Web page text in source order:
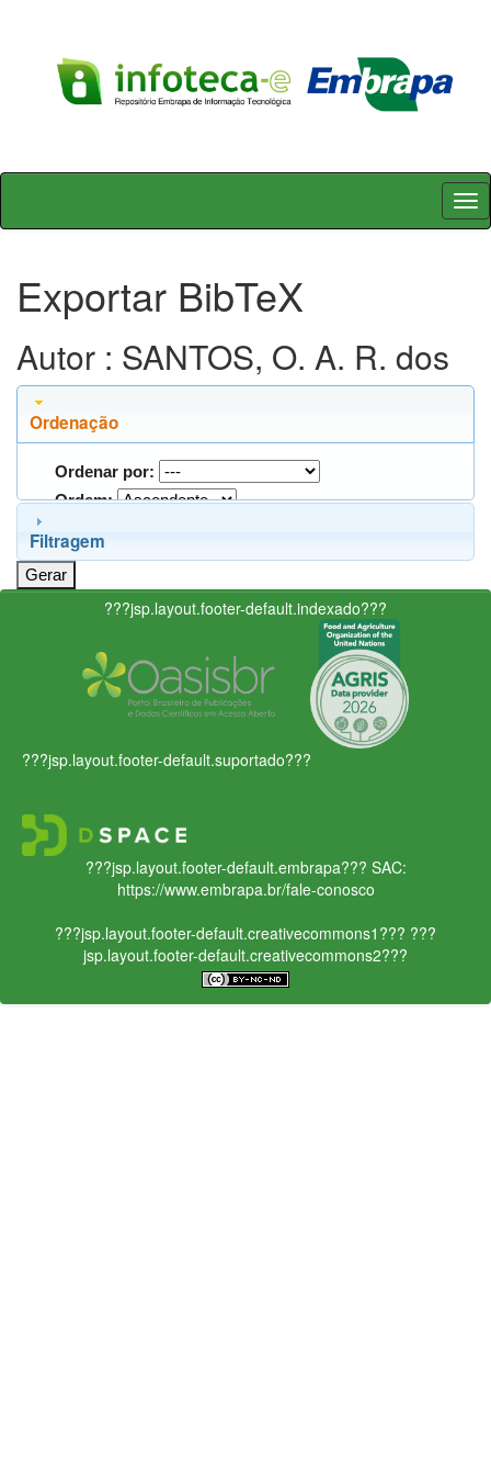
Skip
Exportar BibTeX
Autor : SANTOS, O. A. R. dos
Ordenação
Ordenar por:
Ordem:
Filtragem
???jsp.layout.footer-default.indexado???
???jsp.layout.footer-default.suportado???
???jsp.layout.footer-default.embrapa??? SAC:
https://www.embrapa.br/fale-conosco
???jsp.layout.footer-default.creativecommons1??? ???
jsp.layout.footer-default.creativecommons2???